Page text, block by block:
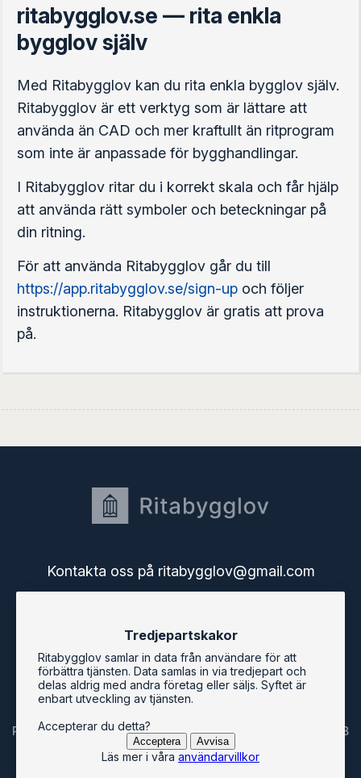
ritabygglov.se — rita enkla
bygglov själv
Med Ritabygglov kan du rita enkla bygglov själv.
Ritabygglov är ett verktyg som är lättare att
använda än CAD och mer kraftullt än ritprogram
som inte är anpassade för bygghandlingar.
I Ritabygglov ritar du i korrekt skala och får hjälp
att använda rätt symboler och beteckningar på
din ritning.
För att använda Ritabygglov går du till
https://app.ritabygglov.se/sign-up och följer
instruktionerna. Ritabygglov är gratis att prova
på.
Tredjepartskakor
Ritabygglov samlar in data från användare för att
förbättra tjänsten. Data samlas in via tredjepart och
delas aldrig med andra företag eller säljs. Syftet är
enbart utveckling av tjänsten.
Accepterar du detta?
Acceptera Avvisa
Läs mer i våra användarvillkor
Kontakta oss på ritabygglov@gmail.com
Startsidan
Användarguide
Användarvillkor
Bygglov i Sveriges kommuner
Ritabygglovs blogg
Ritabygglov är en tjänst från Svenska Mjukvarukontoret AB